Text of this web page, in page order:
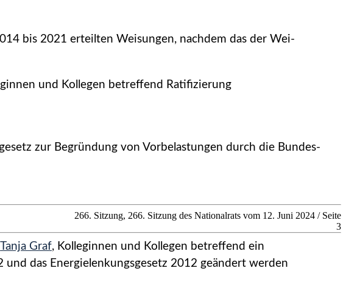
bis 2021 erteilten Weisungen, nachdem das der Wei­
und Kollegen betreffend Ratifizierung
zur Begründung von Vorbelastungen durch die Bundes­
266. Sitzung, 266. Sitzung des Nationalrats vom 12. Juni 2024 / Seite
3
Tanja Graf, Kolleginnen und Kollegen betreffend ein
das Energielenkungsgesetz 2012 geändert werden